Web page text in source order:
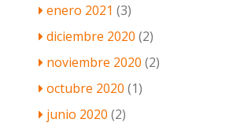
enero 2021 (3)
diciembre 2020 (2)
noviembre 2020 (2)
octubre 2020 (1)
junio 2020 (2)